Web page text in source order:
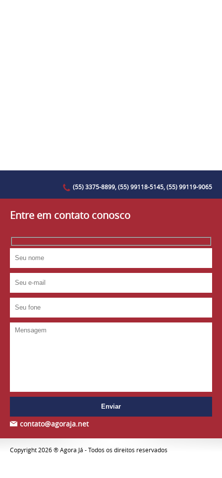
(55) 3375-8899, (55) 99118-5145, (55) 99119-9065
Entre em contato conosco
contato@agoraja.net
Copyright 2026 ® Agora Já - Todos os direitos reservados